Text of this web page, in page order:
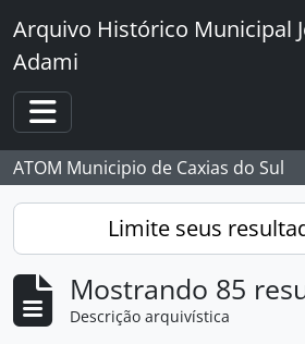
Skip to main content
Arquivo Histórico Municipal
Adami
Toggle navigation
ATOM Municipio de Caxias do Sul
Limite seus
Mostrando 85
Descrição arquivística